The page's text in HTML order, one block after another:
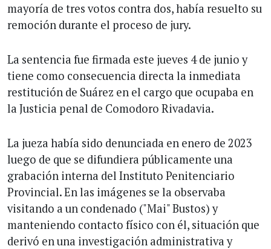
mayoría de tres votos contra dos, había resuelto su
remoción durante el proceso de jury.
La sentencia fue firmada este jueves 4 de junio y
tiene como consecuencia directa la inmediata
restitución de Suárez en el cargo que ocupaba en
la Justicia penal de Comodoro Rivadavia.
La jueza había sido denunciada en enero de 2023
luego de que se difundiera públicamente una
grabación interna del Instituto Penitenciario
Provincial. En las imágenes se la observaba
visitando a un condenado ("Mai" Bustos) y
manteniendo contacto físico con él, situación que
derivó en una investigación administrativa y